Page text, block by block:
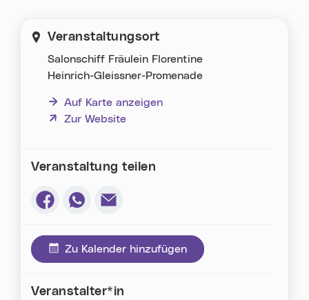
Veranstaltungsort
Salonschiff Fräulein Florentine
Heinrich-Gleissner-Promenade
Auf Karte anzeigen
Zur Website
(neues Fenster)
Veranstaltung teilen
Zu Kalender hinzufügen
Veranstalter*in